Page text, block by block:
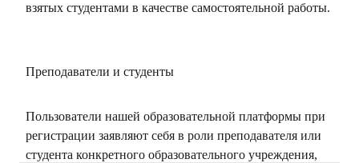
взятых студентами в качестве самостоятельной работы.
Преподаватели и студенты
Пользователи нашей образовательной платформы при
регистрации заявляют себя в роли преподавателя или
студента конкретного образовательного учреждения,